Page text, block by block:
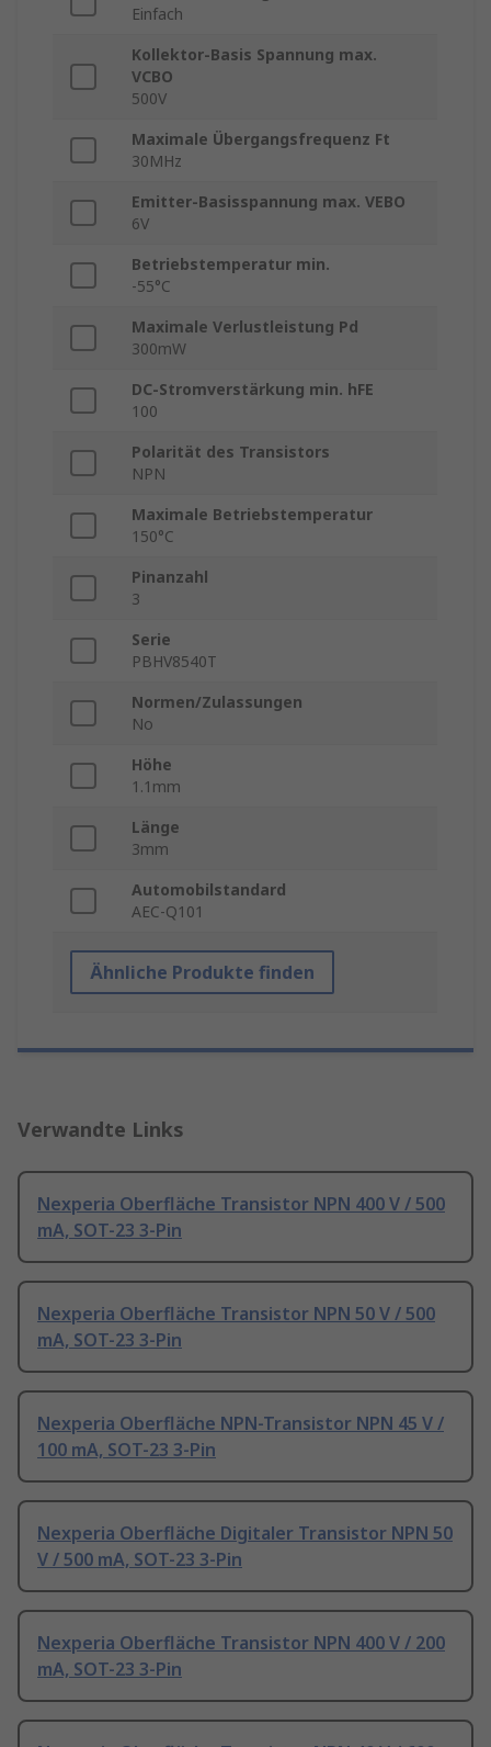
Einfach
Kollektor-Basis Spannung max.
VCBO
500V
Maximale Übergangsfrequenz Ft
30MHz
Emitter-Basisspannung max. VEBO
6V
Betriebstemperatur min.
-55°C
Maximale Verlustleistung Pd
300mW
DC-Stromverstärkung min. hFE
100
Polarität des Transistors
NPN
Maximale Betriebstemperatur
150°C
Pinanzahl
3
Serie
PBHV8540T
Normen/Zulassungen
No
Höhe
1.1mm
Länge
3mm
Automobilstandard
AEC-Q101
Ähnliche Produkte finden
Verwandte Links
Nexperia Oberfläche Transistor NPN 400 V / 500
mA, SOT-23 3-Pin
Nexperia Oberfläche Transistor NPN 50 V / 500
mA, SOT-23 3-Pin
Nexperia Oberfläche NPN-Transistor NPN 45 V /
100 mA, SOT-23 3-Pin
Nexperia Oberfläche Digitaler Transistor NPN 50
V / 500 mA, SOT-23 3-Pin
Nexperia Oberfläche Transistor NPN 400 V / 200
mA, SOT-23 3-Pin